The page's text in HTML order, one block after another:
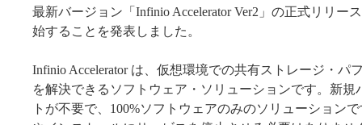
最新バージョン「Infinio Accelerator Ver2」の正式リリー
始することを発表しました。
Infinio Accelerator は、仮想環境での共有ストレージ・パ
を解決できるソフトウェア・ソリューションです。新規
トが不要で、100%ソフトウェアのみのソリューション